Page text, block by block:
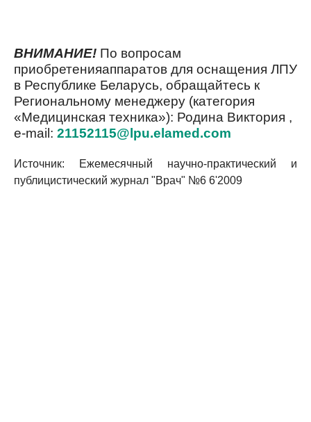
ВНИМАНИЕ! По вопросам
приобретенияаппаратов для оснащения ЛПУ
в Республике Беларусь, обращайтесь к
Региональному менеджеру (категория
«Медицинская техника»): Родина Виктория ,
e-mail: 21152115@lpu.elamed.com
Источник: Ежемесячный научно-практический и
публицистический журнал "Врач" №6 6'2009